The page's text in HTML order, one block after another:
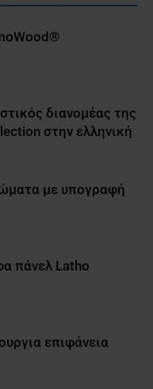
διανομέας της
στην ελληνική
με υπογραφή
πάνελ Latho
επιφάνεια